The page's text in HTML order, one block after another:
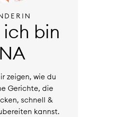
bin
zeigen, wie du
Gerichte, die
schnell &
kannst.